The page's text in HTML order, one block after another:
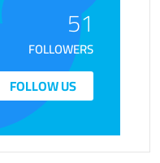
51
FOLLOWERS
FOLLOW US